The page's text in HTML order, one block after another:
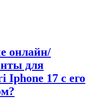
онлайн/
для
Iphone 17 с его